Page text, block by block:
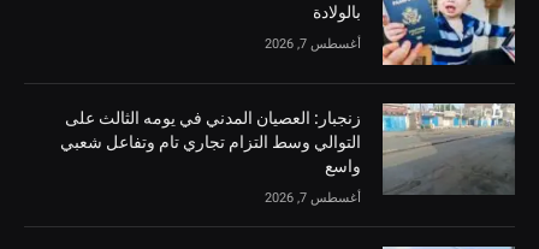
بالولادة
أغسطس 7, 2026
زنجبار: العصيان المدني في يومه الثالث على
التوالي وسط التزام تجاري تام وتفاعل شعبي
واسع
أغسطس 7, 2026